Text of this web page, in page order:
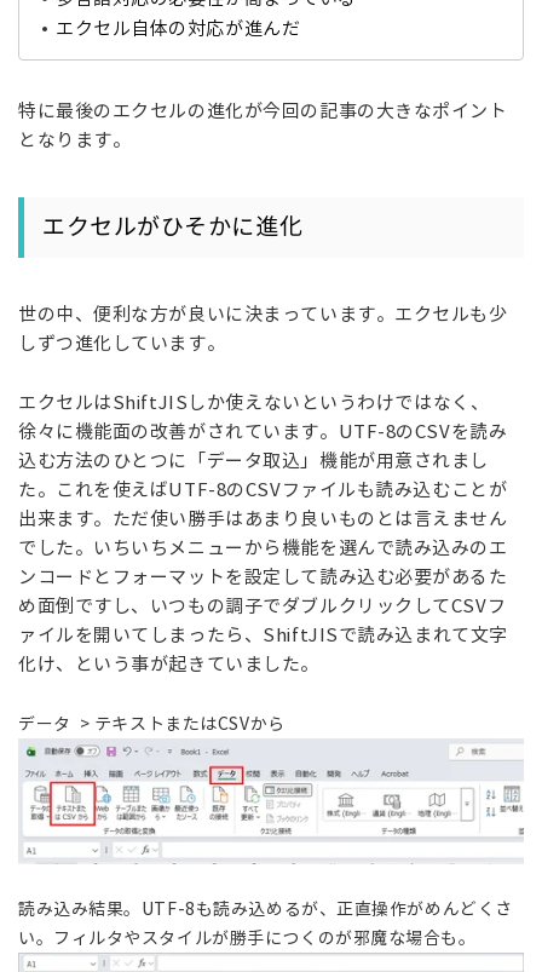
エクセル自体の対応が進んだ
特に最後のエクセルの進化が今回の記事の大きなポイント
となります。
エクセルがひそかに進化
世の中、便利な方が良いに決まっています。エクセルも少
しずつ進化しています。
エクセルはShiftJISしか使えないというわけではなく、
徐々に機能面の改善がされています。UTF-8のCSVを読み
込む方法のひとつに「データ取込」機能が用意されまし
た。これを使えばUTF-8のCSVファイルも読み込むことが
出来ます。ただ使い勝手はあまり良いものとは言えません
でした。いちいちメニューから機能を選んで読み込みのエ
ンコードとフォーマットを設定して読み込む必要があるた
め面倒ですし、いつもの調子でダブルクリックしてCSVフ
ァイルを開いてしまったら、ShiftJISで読み込まれて文字
化け、という事が起きていました。
データ > テキストまたはCSVから
読み込み結果。UTF-8も読み込めるが、正直操作がめんどくさ
い。フィルタやスタイルが勝手につくのが邪魔な場合も。